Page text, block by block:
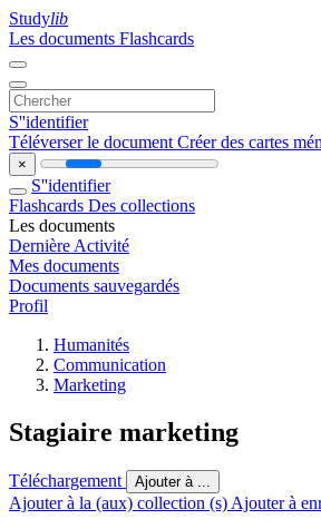
Studylib
Les documents Flashcards
S''identifier
Téléverser le document Créer des cartes
×
S''identifier
Flashcards Des collections
Les documents
Dernière Activité
Mes documents
Documents sauvegardés
Profil
Humanités
Communication
Marketing
Stagiaire marketing
Téléchargement Ajouter à ...
Ajouter à la (aux) collection (s) Ajouter à